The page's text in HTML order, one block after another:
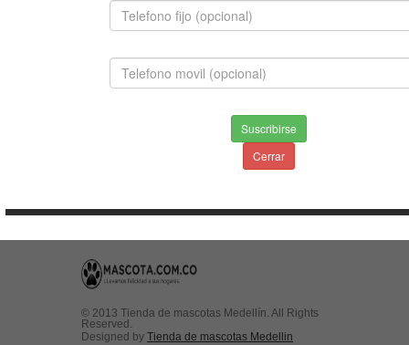
$980,000.00
INFORMACION
© 2013 Tienda de mascotas Medellín. All Rights
Reserved.
Designed by Tienda de mascotas Medellin
Suscribirse
Cerrar